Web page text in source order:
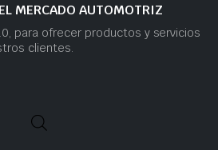
MERCADO AUTOMOTRIZ
para ofrecer productos y servicios
clientes.